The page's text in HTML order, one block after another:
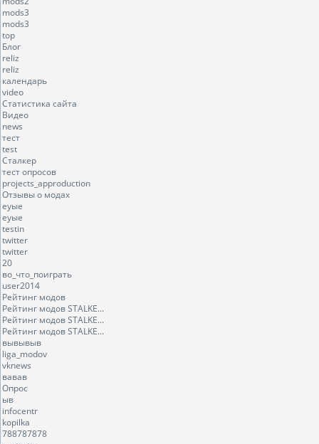
mods3
mods3
top
Блог
reliz
reliz
календарь
video
Статистика сайта
Видео
news
тест
test
Сталкер
тест опросов
projects_approduction
Отзывы о модах
еуые
еуые
testin
twitter
twitter
20
во_что_поиграть
user2014
Рейтинг модов
Рейтинг модов STALKE...
Рейтинг модов STALKE...
Рейтинг модов STALKE...
вывывыв
liga_modov
vknews
вавав
Опрос
ыв
infocentr
kopilka
788787878